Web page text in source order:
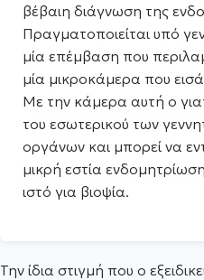
βέβαιη διάγνωση της
Πραγματοποιείται υπό
μία επέμβαση που
μία μικροκάμερα που
Με την κάμερα αυτή ο
του εσωτερικού των
οργάνων και μπορεί να
μικρή εστία
ιστό για βιοψία.
Την ίδια στιγμή που ο